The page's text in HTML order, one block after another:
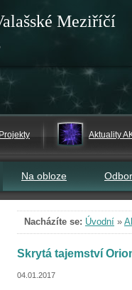
Meziříčí
Projekty Aktuality
Na obloze
Nacházíte se: Úvodní »
Skrytá tajemství
04.01.2017